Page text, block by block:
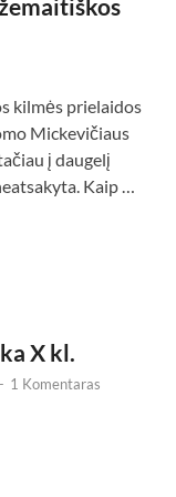
kilmės prielaidos
Mickevičiaus
į daugelį
Kaip …
X kl.
- 1 Komentaras